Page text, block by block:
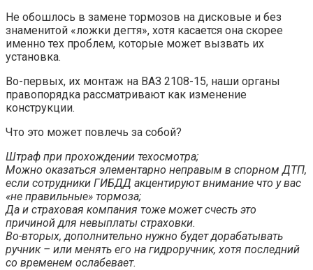
Не обошлось в замене тормозов на дисковые и без
знаменитой «ложки дегтя», хотя касается она скорее
именно тех проблем, которые может вызвать их
установка.
Во-первых, их монтаж на ВАЗ 2108-15, наши органы
правопорядка рассматривают как изменение
конструкции.
Что это может повлечь за собой?
Штраф при прохождении техосмотра;
Можно оказаться элементарно неправым в спорном ДТП,
если сотрудники ГИБДД акцентируют внимание что у вас
«не правильные» тормоза;
Да и страховая компания тоже может счесть это
причиной для невыплаты страховки.
Во-вторых, дополнительно нужно будет дорабатывать
ручник – или менять его на гидроручник, хотя последний
со временем ослабевает.